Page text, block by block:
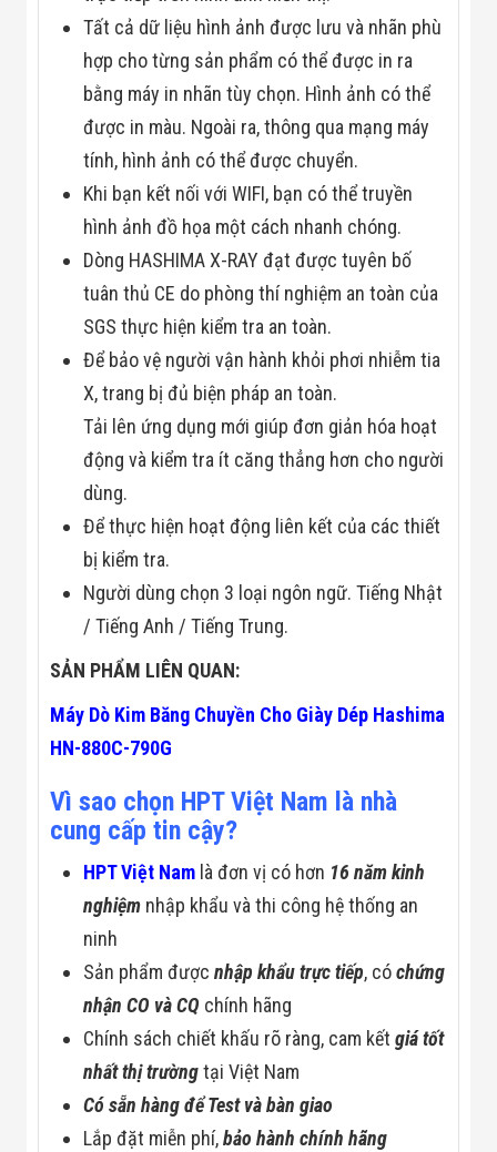
Dự Án Khối Nhà
Máy
Xưởng -
Logistics
Tin Tức
Tin Khuyến Mãi
Tin Tuyển Dụng
Liên Hệ
Tất cả dữ liệu hình ảnh được lưu và nhãn phù
hợp cho từng sản phẩm có thể được in ra
bằng máy in nhãn tùy chọn. Hình ảnh có thể
được in màu. Ngoài ra, thông qua mạng máy
tính, hình ảnh có thể được chuyển.
Khi bạn kết nối với WIFI, bạn có thể truyền
hình ảnh đồ họa một cách nhanh chóng.
Dòng HASHIMA X-RAY đạt được tuyên bố
tuân thủ CE do phòng thí nghiệm an toàn của
SGS thực hiện kiểm tra an toàn.
Để bảo vệ người vận hành khỏi phơi nhiễm tia
X, trang bị đủ biện pháp an toàn.
Tải lên ứng dụng mới giúp đơn giản hóa hoạt
động và kiểm tra ít căng thẳng hơn cho người
dùng.
Để thực hiện hoạt động liên kết của các thiết
bị kiểm tra.
Người dùng chọn 3 loại ngôn ngữ. Tiếng Nhật
/ Tiếng Anh / Tiếng Trung.
SẢN PHẨM LIÊN QUAN:
Máy Dò Kim Băng Chuyền Cho Giày Dép Hashima
HN-880C-790G
Vì sao chọn HPT Việt Nam là nhà
cung cấp tin cậy?
HPT Việt Nam là đơn vị có hơn 16 năm kinh
nghiệm nhập khẩu và thi công hệ thống an
ninh
Sản phẩm đượcnhập khẩu trực tiếp, cóchứng
nhận CO và CQ chính hãng
Chính sách chiết khấu rõ ràng, cam kếtgiá tốt
nhất thị trườngtại Việt Nam
Có sẵn hàng để Test và bàn giao
Lắp đặt miễn phí,bảo hành chính hãng